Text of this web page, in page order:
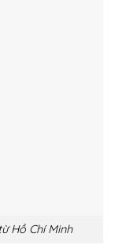
Hồ Chí Minh